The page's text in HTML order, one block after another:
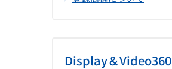
Display＆Video360